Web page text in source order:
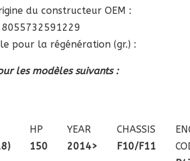
du constructeur OEM :
8055732591229
pour la régénération (gr.) :
les modèles suivants :
HP
150
YEAR
2014>
CHASSIS
F10/F11